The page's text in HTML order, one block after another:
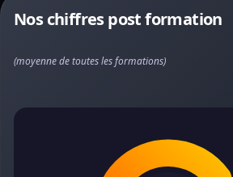
Nos chiffres post formation
(moyenne de toutes les formations)